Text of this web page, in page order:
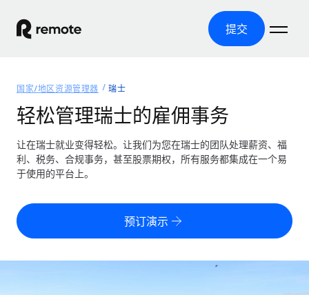
提交
产品
全球招聘
全球薪资管理
轻松运行合规薪资
零实体成本实现全球扩张
覆盖全球
美国各州浏览器
资源
工具与计算器
误分类风险计算工具
定价
中文（简体）
国家/地区资源管理器 瑞士
轻松管理瑞士的雇佣事务
让在瑞士就业变得轻松。让我们为您在瑞士的团队处理薪资、福
利、税务、合规事务，甚至股票期权，所有服务都集成在一个易
于使用的平台上。
预订演示